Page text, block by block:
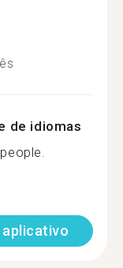
de idiomas
aplicativo